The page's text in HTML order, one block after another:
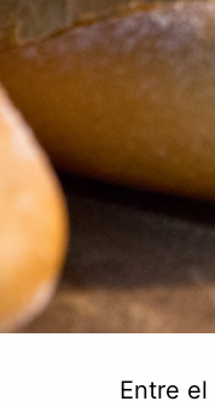
Entre el